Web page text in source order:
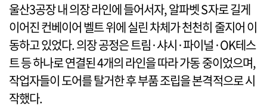
울산3공장 내 의장 라인에 들어서자, 알파벳 S자로 길게
이어진 컨베이어 벨트 위에 실린 차체가 천천히 줄지어 이
동하고 있었다. 의장 공정은 트림·샤시·파이널·OK테스
트 등 하나로 연결된 4개의 라인을 따라 가동 중이었으며,
작업자들이 도어를 탈거한 후 부품 조립을 본격적으로 시
작했다.